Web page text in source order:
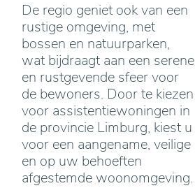
De regio geniet ook van een
rustige omgeving, met
bossen en natuurparken,
wat bijdraagt aan een serene
en rustgevende sfeer voor
de bewoners. Door te kiezen
voor assistentiewoningen in
de provincie Limburg, kiest u
voor een aangename, veilige
en op uw behoeften
afgestemde woonomgeving.